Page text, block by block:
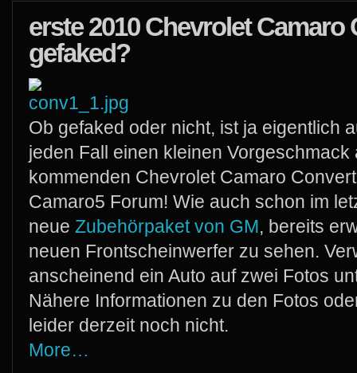
erste 2010 Chevrolet
gefaked?
Ob gefaked oder nicht, ist ja eigentlich
jeden Fall einen kleinen Vorgeschmack
kommenden Chevrolet Camaro
Camaro5 Forum! Wie auch schon im
neue Zubehörpaket von GM, bereits
neuen Frontscheinwerfer zu sehen.
anscheinend ein Auto auf zwei Fotos
Nähere Informationen zu den Fotos
leider derzeit noch nicht.
More…